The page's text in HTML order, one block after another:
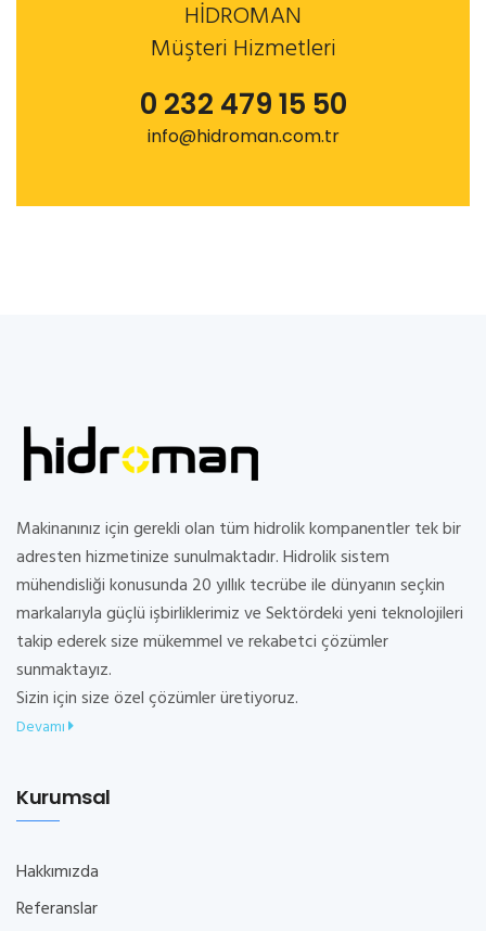
HİDROMAN
Müşteri Hizmetleri
0 232 479 15 50
info@hidroman.com.tr
Makinanınız için gerekli olan tüm hidrolik kompanentler tek bir
adresten hizmetinize sunulmaktadır. Hidrolik sistem
mühendisliği konusunda 20 yıllık tecrübe ile dünyanın seçkin
markalarıyla güçlü işbirliklerimiz ve Sektördeki yeni teknolojileri
takip ederek size mükemmel ve rekabetci çözümler
sunmaktayız.
Sizin için size özel çözümler üretiyoruz.
Devamı
Kurumsal
Hakkımızda
Referanslar